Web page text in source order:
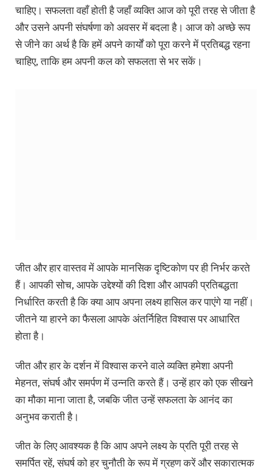
चाहिए। सफलता वहाँ होती है जहाँ व्यक्ति आज को पूरी तरह से जीता है
और उसने अपनी संघर्षणा को अवसर में बदला है। आज को अच्छे रूप
से जीने का अर्थ है कि हमें अपने कार्यों को पूरा करने में प्रतिबद्ध रहना
चाहिए, ताकि हम अपनी कल को सफलता से भर सकें।
जीत और हार वास्तव में आपके मानसिक दृष्टिकोण पर ही निर्भर करते
हैं। आपकी सोच, आपके उद्देश्यों की दिशा और आपकी प्रतिबद्धता
निर्धारित करती है कि क्या आप अपना लक्ष्य हासिल कर पाएंगे या नहीं।
जीतने या हारने का फैसला आपके अंतर्निहित विश्वास पर आधारित
होता है।
जीत और हार के दर्शन में विश्वास करने वाले व्यक्ति हमेशा अपनी
मेहनत, संघर्ष और समर्पण में उन्नति करते हैं। उन्हें हार को एक सीखने
का मौका माना जाता है, जबकि जीत उन्हें सफलता के आनंद का
अनुभव कराती है।
जीत के लिए आवश्यक है कि आप अपने लक्ष्य के प्रति पूरी तरह से
समर्पित रहें, संघर्ष को हर चुनौती के रूप में ग्रहण करें और सकारात्मक